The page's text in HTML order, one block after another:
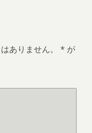
ありません。 * が